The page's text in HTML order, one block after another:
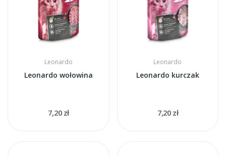
Leonardo
Leonardo wołowina
7,20 zł
Leonardo
Leonardo kurczak
7,20 zł